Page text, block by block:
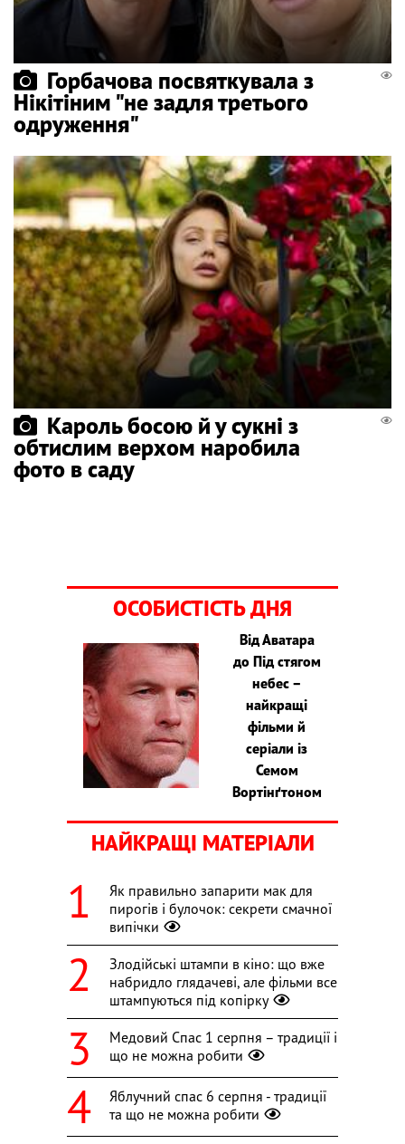
Горбачова посвяткувала з
Нікітіним "не задля третього
одруження"
Кароль босою й у сукні з
обтислим верхом наробила
фото в саду
ОСОБИСТІСТЬ ДНЯ
Від Аватара
до Під стягом
небес –
найкращі
фільми й
серіали із
Семом
Вортінґтоном
НАЙКРАЩІ МАТЕРІАЛИ
Як правильно запарити мак для
пирогів і булочок: секрети смачної
випічки
Злодійські штампи в кіно: що вже
набридло глядачеві, але фільми все
штампуються під копірку
Медовий Спас 1 серпня – традиції і
що не можна робити
Яблучний спас 6 серпня - традиції
та що не можна робити